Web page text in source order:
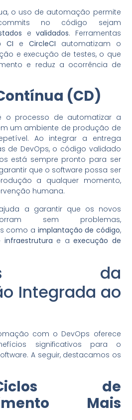
o uso de automação permite
no código sejam
evalidados. Ferramentas
CI e CircleCI automatizam o
e execução de testes, o que
e reduz a ocorrência de
(CD)
o processo de automatizar a
um ambiente de produção de
Ao integrar a entrega
de DevOps, o código validado
está sempre pronto para ser
que o software possa ser
a qualquer momento,
humana.
a garantir que os novos
sem problemas,
como a implantação de código,
infraestrutura e aexecução de
da
Integrada ao
com o DevOps oferece
significativos para o
A seguir, destacamos os
de
Mais